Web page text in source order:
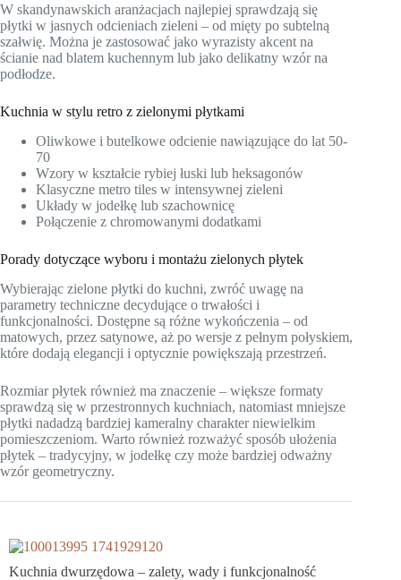
W skandynawskich aranżacjach najlepiej sprawdzają się
płytki w jasnych odcieniach zieleni – od mięty po subtelną
szałwię. Można je zastosować jako wyrazisty akcent na
ścianie nad blatem kuchennym lub jako delikatny wzór na
podłodze.
Kuchnia w stylu retro z zielonymi płytkami
Oliwkowe i butelkowe odcienie nawiązujące do lat 50-
70
Wzory w kształcie rybiej łuski lub heksagonów
Klasyczne metro tiles w intensywnej zieleni
Układy w jodełkę lub szachownicę
Połączenie z chromowanymi dodatkami
Porady dotyczące wyboru i montażu zielonych płytek
Wybierając zielone płytki do kuchni, zwróć uwagę na
parametry techniczne decydujące o trwałości i
funkcjonalności. Dostępne są różne wykończenia – od
matowych, przez satynowe, aż po wersje z pełnym połyskiem,
które dodają elegancji i optycznie powiększają przestrzeń.
Rozmiar płytek również ma znaczenie – większe formaty
sprawdzą się w przestronnych kuchniach, natomiast mniejsze
płytki nadadzą bardziej kameralny charakter niewielkim
pomieszczeniom. Warto również rozważyć sposób ułożenia
płytek – tradycyjny, w jodełkę czy może bardziej odważny
wzór geometryczny.
Kuchnia dwurzędowa – zalety, wady i funkcjonalność